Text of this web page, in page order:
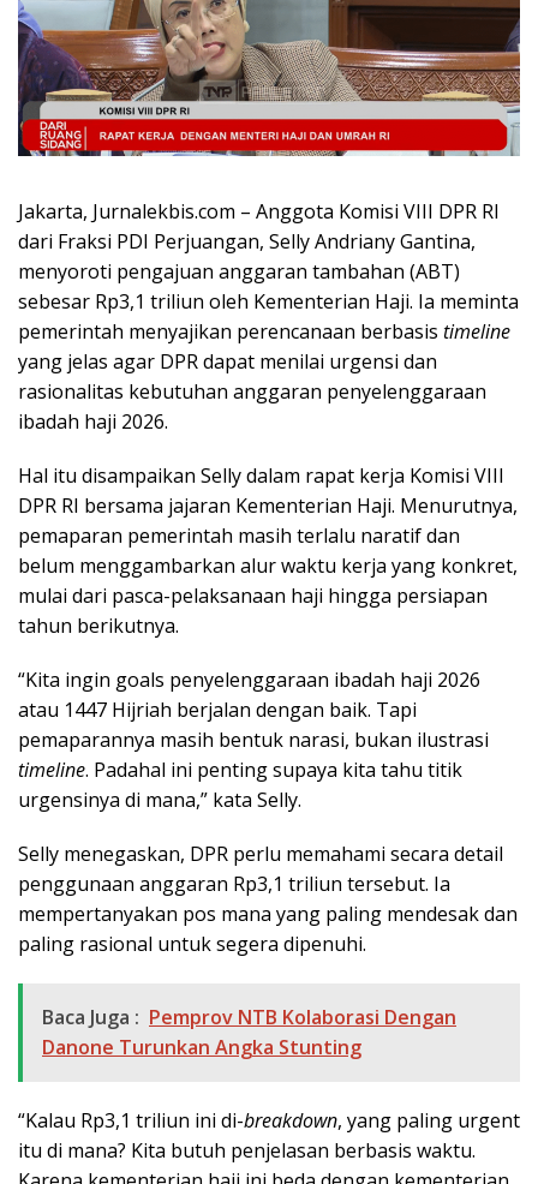
Jakarta, Jurnalekbis.com – Anggota Komisi VIII DPR RI
dari Fraksi PDI Perjuangan, Selly Andriany Gantina,
menyoroti pengajuan anggaran tambahan (ABT)
sebesar Rp3,1 triliun oleh Kementerian Haji. Ia meminta
pemerintah menyajikan perencanaan berbasis timeline
yang jelas agar DPR dapat menilai urgensi dan
rasionalitas kebutuhan anggaran penyelenggaraan
ibadah haji 2026.
Hal itu disampaikan Selly dalam rapat kerja Komisi VIII
DPR RI bersama jajaran Kementerian Haji. Menurutnya,
pemaparan pemerintah masih terlalu naratif dan
belum menggambarkan alur waktu kerja yang konkret,
mulai dari pasca-pelaksanaan haji hingga persiapan
tahun berikutnya.
“Kita ingin goals penyelenggaraan ibadah haji 2026
atau 1447 Hijriah berjalan dengan baik. Tapi
pemaparannya masih bentuk narasi, bukan ilustrasi
timeline. Padahal ini penting supaya kita tahu titik
urgensinya di mana,” kata Selly.
Selly menegaskan, DPR perlu memahami secara detail
penggunaan anggaran Rp3,1 triliun tersebut. Ia
mempertanyakan pos mana yang paling mendesak dan
paling rasional untuk segera dipenuhi.
Baca Juga : Pemprov NTB Kolaborasi Dengan
Danone Turunkan Angka Stunting
“Kalau Rp3,1 triliun ini di-breakdown, yang paling urgent
itu di mana? Kita butuh penjelasan berbasis waktu.